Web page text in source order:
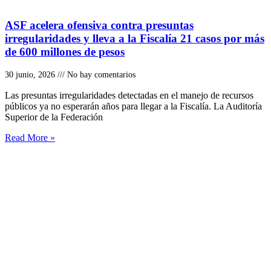
ASF acelera ofensiva contra presuntas
irregularidades y lleva a la Fiscalía 21 casos por más
de 600 millones de pesos
30 junio, 2026 No hay comentarios
Las presuntas irregularidades detectadas en el manejo de recursos
públicos ya no esperarán años para llegar a la Fiscalía. La Auditoría
Superior de la Federación
Read More »